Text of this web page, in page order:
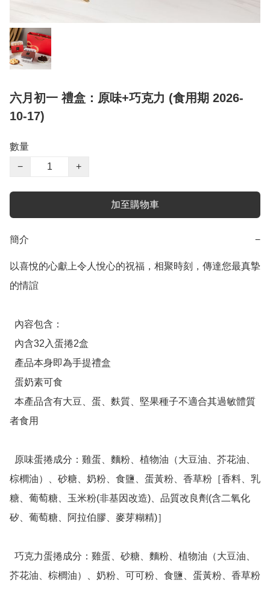
六月初一 禮盒：原味+巧克力 (食用期 2026-
10-17)
數量
−
+
加至購物車
簡介 −
以喜悅的心獻上令人悅心的祝福，相聚時刻，傳達您最真摯
的情誼
者食用
棕櫚油）、砂糖、奶粉、食鹽、蛋黃粉、香草粉［香料、乳
糖、葡萄糖、玉米粉(非基因改造)、品質改良劑(含二氧化
矽、葡萄糖、阿拉伯膠、麥芽糊精)］
芥花油、棕櫚油）、奶粉、可可粉、食鹽、蛋黃粉、香草粉